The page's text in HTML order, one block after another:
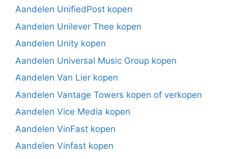
Aandelen UnifiedPost kopen
Aandelen Unilever Thee kopen
Aandelen Unity kopen
Aandelen Universal Music Group kopen
Aandelen Van Lier kopen
Aandelen Vantage Towers kopen of verkopen
Aandelen Vice Media kopen
Aandelen VinFast kopen
Aandelen Vinfast kopen